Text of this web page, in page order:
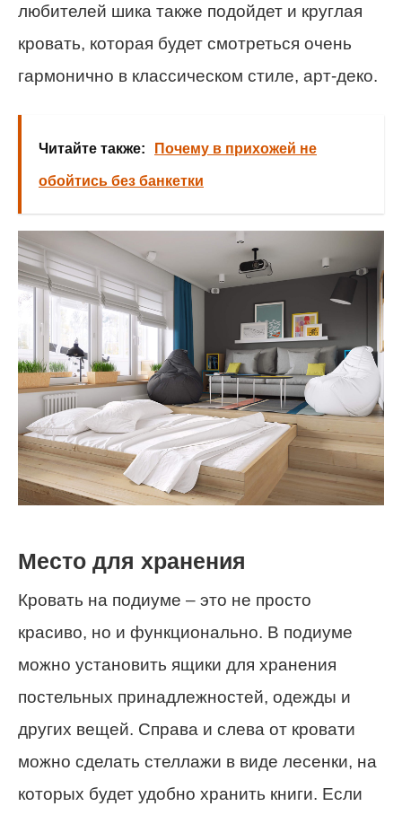
любителей шика также подойдет и круглая
кровать, которая будет смотреться очень
гармонично в классическом стиле, арт-деко.
Читайте также: Почему в прихожей не
обойтись без банкетки
Место для хранения
Кровать на подиуме – это не просто
красиво, но и функционально. В подиуме
можно установить ящики для хранения
постельных принадлежностей, одежды и
других вещей. Справа и слева от кровати
можно сделать стеллажи в виде лесенки, на
которых будет удобно хранить книги. Если